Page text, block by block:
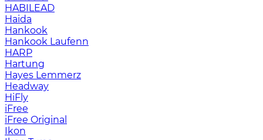
HABILEAD
Haida
Hankook
Hankook Laufenn
HARP
Hartung
Hayes Lemmerz
Headway
HiFly
iFree
iFree Original
Ikon